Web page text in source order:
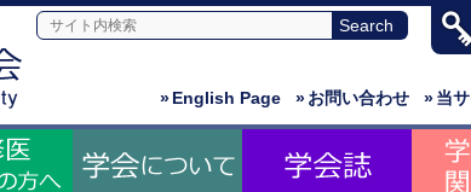
»当
»お問い合わせ
»English Page